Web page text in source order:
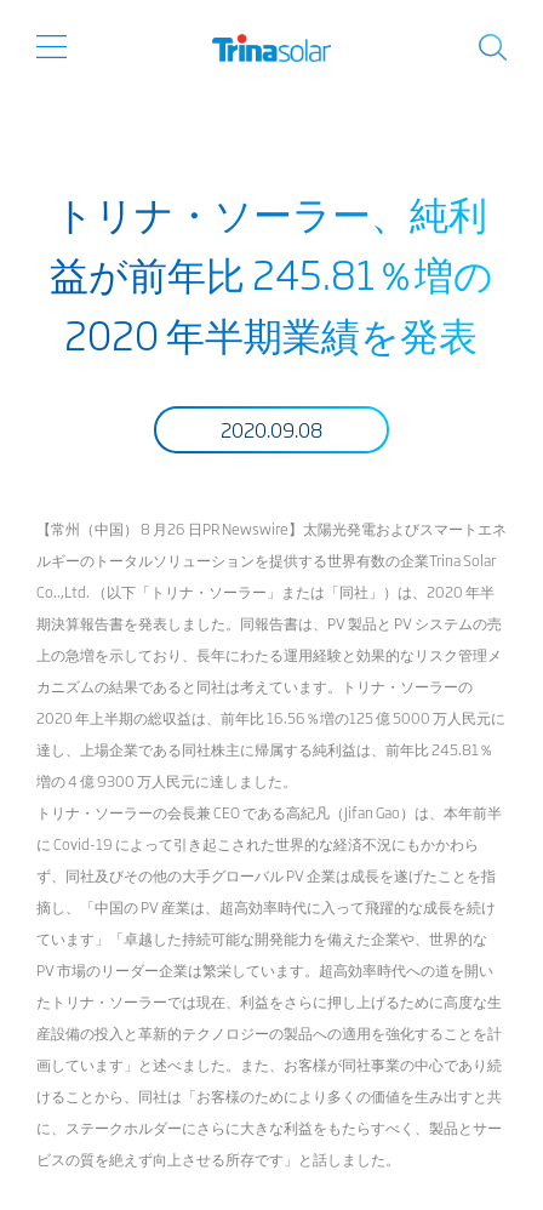
トリナ・ソーラー、純利
益が前年比 245.81％増の
2020 年半期業績を発表
2020.09.08
【常州（中国） 8 月26 日PR Newswire】太陽光発電およびスマートエネ
ルギーのトータルソリューションを提供する世界有数の企業Trina Solar
Co..,Ltd. （以下「トリナ・ソーラー」または「同社」）は、2020 年半
期決算報告書を発表しました。同報告書は、PV 製品と PV システムの売
上の急増を示しており、長年にわたる運用経験と効果的なリスク管理メ
カニズムの結果であると同社は考えています。トリナ・ソーラーの
2020 年上半期の総収益は、前年比 16.56％増の125 億 5000 万人民元に
達し、上場企業である同社株主に帰属する純利益は、前年比 245.81％
増の 4 億 9300 万人民元に達しました。
トリナ・ソーラーの会長兼 CEO である高紀凡（Jifan Gao）は、本年前半
に Covid-19 によって引き起こされた世界的な経済不況にもかかわら
ず、同社及びその他の大手グローバル PV 企業は成長を遂げたことを指
摘し、「中国の PV 産業は、超高効率時代に入って飛躍的な成長を続け
ています」「卓越した持続可能な開発能力を備えた企業や、世界的な
PV 市場のリーダー企業は繁栄しています。超高効率時代への道を開い
たトリナ・ソーラーでは現在、利益をさらに押し上げるために高度な生
産設備の投入と革新的テクノロジーの製品への適用を強化することを計
画しています」と述べました。また、お客様が同社事業の中心であり続
けることから、同社は「お客様のためにより多くの価値を生み出すと共
に、ステークホルダーにさらに大きな利益をもたらすべく、製品とサー
ビスの質を絶えず向上させる所存です」と話しました。